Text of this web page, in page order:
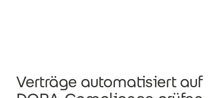
Verträge automatisiert auf